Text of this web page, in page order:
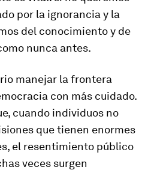
por la ignorancia y la
del conocimiento y de
nunca antes.
manejar la frontera
con más cuidado.
cuando individuos no
que tienen enormes
el resentimiento público
veces surgen